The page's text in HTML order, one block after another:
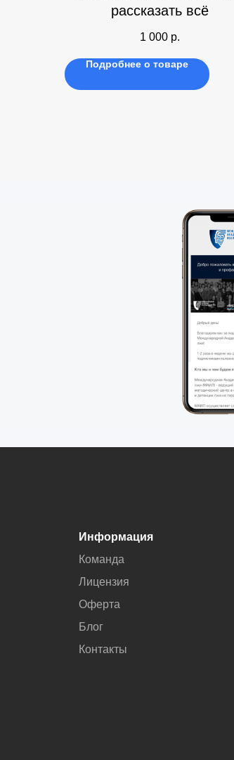
рассказать всё
1 000 р.
Подробнее о товаре
Информация
Команда
Лицензия
Оферта
Блог
Контакты